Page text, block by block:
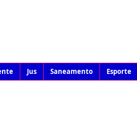
Jus Saneamento Esporte